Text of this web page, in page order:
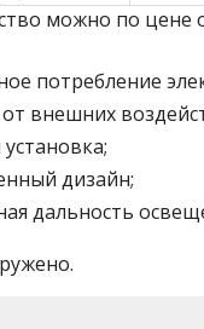
можно по цене
потребление
внешних
дизайн;
дальность